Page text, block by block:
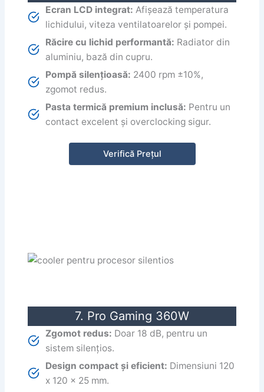
Ecran LCD integrat: Afișează temperatura
lichidului, viteza ventilatoarelor și pompei.
Răcire cu lichid performantă: Radiator din
aluminiu, bază din cupru.
Pompă silențioasă: 2400 rpm ±10%,
zgomot redus.
Pasta termică premium inclusă: Pentru un
contact excelent și overclocking sigur.
Verifică Prețul
7. Pro Gaming 360W
Zgomot redus: Doar 18 dB, pentru un
sistem silențios.
Design compact și eficient: Dimensiuni 120
x 120 x 25 mm.